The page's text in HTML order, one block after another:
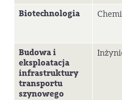
Biotechnologia
Budowa i
eksploatacja
infrastruktury
transportu
szynowego